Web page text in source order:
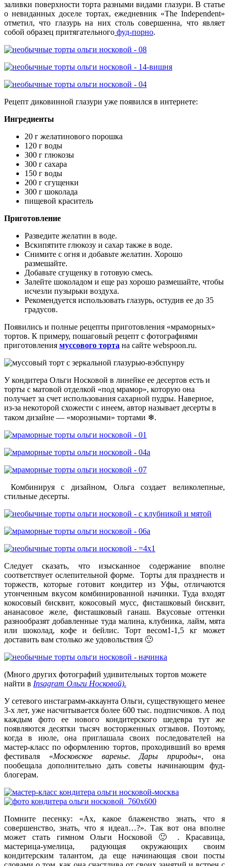
заливки поверхности торта разными видами глазури. В статье
о невиданных доселе тортах, ежедневник «The Independent»
отметил, что глазурь на них столь совершенна, что являет
собой образец притягательного фуд-порно.
Рецепт диковинной глазури уже появился в интернете:
Ингредиенты
20 г желатинового порошка
120 г воды
300 г глюкозы
300 г сахара
150 г воды
200 г сгущенки
300 г шоколада
пищевой краситель
Приготовление
Разведите желатин в воде.
Вскипятите глюкозу и сахар также в воде.
Снимите с огня и добавьте желатин. Хорошо
размешайте.
Добавьте сгущенку в готовую смесь.
Залейте шоколадом и еще раз хорошо размешайте, чтобы
исчезли пузырьки воздуха.
Рекомендуется использовать глазурь, остудив ее до 35
градусов.
Появились и полные рецепты приготовления «мраморных»
тортов. К примеру, пошаговый рецепт с фотографиями
приготовления муссового торта на сайте webspoon.ru.
У кондитера Ольги Носковой в линейке ее десертов есть и
торты с матовой отделкой «под мрамор», которую она
получает за счет использования сахарной пудры. Наверное,
из-за некоторой схожести с инеем, автор называет десерты в
таком дизайне — «морозными» тортами ❄.
Комбинируя с дизайном, Ольга создает великолепные,
стильные десерты.
Следует сказать, что изысканное содержание вполне
соответствует ослепительной форме. Торты для празднеств и
торжеств, которые готовит кондитер из Уфы, отличаются
утонченным вкусом комбинированной начинки. Туда входят
кокосовый бисквит, кокосовый мусс, фисташковый бисквит,
ананасовое желе, фисташковый ганаш. Вкусовые оттенки
разнообразят добавленные туда малина, клубника, лайм, мята
или шоколад, кофе и бейлис. Торт весом1-1,5 кг может
доставить вам столько же удовольствия 🙂
(Много других фотографий удивительных тортов можете
найти в Insagram Ольги Носковой).
У сетевого инстаграмм-аккаунта Ольги, существующего менее
3-х лет, уже насчитывается более 600 тыс. подписчиков. А под
каждым фото ее нового кондитерского шедевра тут же
появляются десятки тысяч восторженных отзывов. Поэтому,
когда в июле, она приглашала своих последователей на
мастер-класс по оформлению тортов, проходивший во время
фестиваля «Московское варенье. Дары природы«, она
пообещала дополнительно дать советы начинающим фуд-
блогерам.
Помните песенку: «Ах, какое блаженство знать, что я
совершенство, знать, что я идеал…?». Так вот она вполне
может стать гимном Ольги Носковой 🙂 . Красавица,
мастерица-умелица, радующая окружающих своим
кондитерским талантом, да еще начинающая свои посты